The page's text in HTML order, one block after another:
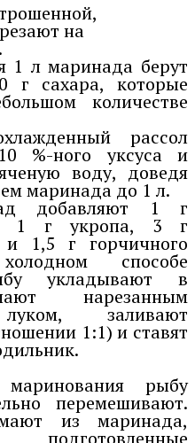
на
1 л маринада берут
г сахара, которые
количестве
рассол
%-ного уксуса и
воду, доведя
маринада до 1 л.
добавляют 1 г
1 г укропа, 3 г
и 1,5 г горчичного
способе
укладывают в
нарезанным
заливают
1:1) и ставят
рыбу
перемешивают.
из маринада,